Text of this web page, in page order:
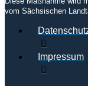
vom Sächsischen
Impressum